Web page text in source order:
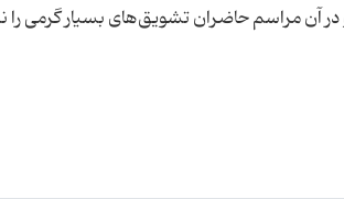
آن مراسم حاضران تشویق‌های بسیار گرمی را